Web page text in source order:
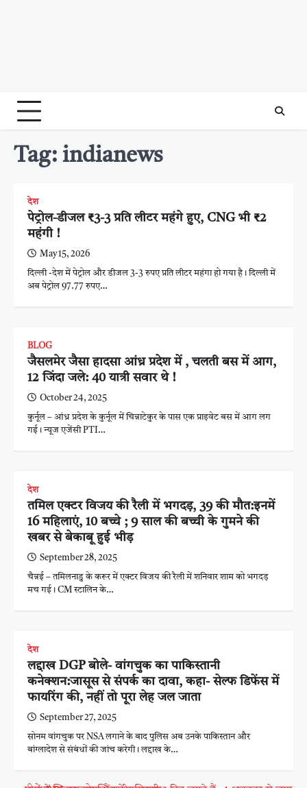
Tag: indianews
देश
पेट्रोल-डीजल ₹3-3 प्रति लीटर महंगे हुए, CNG भी ₹2
महंगी !
May 15, 2026
दिल्ली -देश में पेट्रोल और डीजल 3-3 रुपए प्रति लीटर महंगा हो गया है। दिल्ली में
अब पेट्रोल 97.77 रुपए…
BLOG
जैसलमेर जैसा हादसा आंध्र प्रदेश में , चलती बस में आग,
12 जिंदा जले: 40 यात्री सवार थे !
October 24, 2025
कुर्नूल – आंध्र प्रदेश के कुर्नूल में चिन्नाटेकुर के पास एक प्राइवेट बस में आग लग
गई। न्यूज एजेंसी PTI…
देश
तमिल एक्टर विजय की रैली में भगदड़, 39 की मौत:इनमें
16 महिलाएं, 10 बच्चे ; 9 साल की बच्ची के गुमने की
खबर से बेकाबू हुई भीड़
September 28, 2025
चैन्नई – तमिलनाडु के करूर में एक्टर विजय की रैली में शनिवार शाम को भगदड़
मच गई। CM स्टालिन के…
देश
लद्दाख DGP बोले- वांगचुक का पाकिस्तानी
कनेक्शन:जासूस से संपर्क का दावा, कहा- सेल्फ डिफेंस में
फायरिंग की, नहीं तो पूरा लेह जल जाता
September 27, 2025
सोनम वांगचुक पर NSA लगाने के बाद पुलिस अब उनके पाकिस्तान और
बांग्लादेश से संबंधों की जांच करेगी। लद्दाख के…